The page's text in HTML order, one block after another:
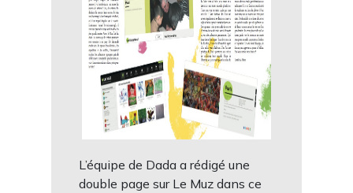
L’équipe de Dada a rédigé une
double page sur Le Muz dans ce